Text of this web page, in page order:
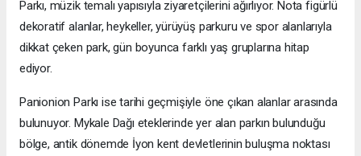
Parkı, müzik temalı yapısıyla ziyaretçilerini ağırlıyor. Nota figürlü
dekoratif alanlar, heykeller, yürüyüş parkuru ve spor alanlarıyla
dikkat çeken park, gün boyunca farklı yaş gruplarına hitap
ediyor.
Panionion Parkı ise tarihi geçmişiyle öne çıkan alanlar arasında
bulunuyor. Mykale Dağı eteklerinde yer alan parkın bulunduğu
bölge, antik dönemde İyon kent devletlerinin buluşma noktası